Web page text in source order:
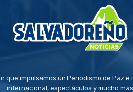
que impulsamos un Periodismo de Paz
internacional, espectáculos y mucho